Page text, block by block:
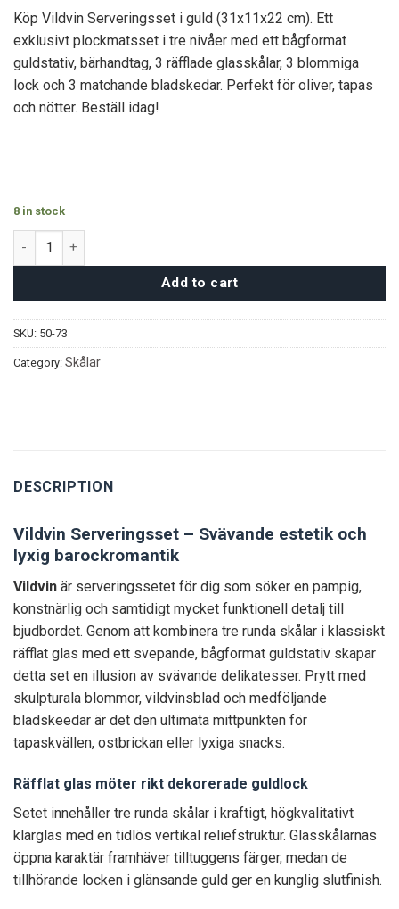
Köp Vildvin Serveringsset i guld (31x11x22 cm). Ett
exklusivt plockmatsset i tre nivåer med ett bågformat
guldstativ, bärhandtag, 3 räfflade glasskålar, 3 blommiga
lock och 3 matchande bladskedar. Perfekt för oliver, tapas
och nötter. Beställ idag!
8 in stock
Vildvin Serveringsset quantity
Add to cart
SKU: 50-73
Category: Skålar
DESCRIPTION
Vildvin Serveringsset – Svävande estetik och
lyxig barockromantik
Vildvin är serveringssetet för dig som söker en pampig,
konstnärlig och samtidigt mycket funktionell detalj till
bjudbordet. Genom att kombinera tre runda skålar i klassiskt
räfflat glas med ett svepande, bågformat guldstativ skapar
detta set en illusion av svävande delikatesser. Prytt med
skulpturala blommor, vildvinsblad och medföljande
bladskeedar är det den ultimata mittpunkten för
tapaskvällen, ostbrickan eller lyxiga snacks.
Räfflat glas möter rikt dekorerade guldlock
Setet innehåller tre runda skålar i kraftigt, högkvalitativt
klarglas med en tidlös vertikal reliefstruktur. Glasskålarnas
öppna karaktär framhäver tilltuggens färger, medan de
tillhörande locken i glänsande guld ger en kunglig slutfinish.